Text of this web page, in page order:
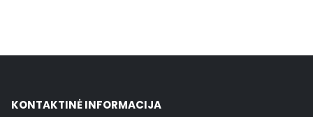
KONTAKTINĖ INFORMACIJA